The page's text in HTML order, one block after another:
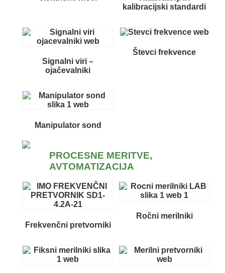
kalibracijski standardi
Signalni viri –
ojačevalniki
Števci frekvence
Manipulator sond
PROCESNE MERITVE,
AVTOMATIZACIJA
Frekvenčni pretvorniki
Ročni merilniki